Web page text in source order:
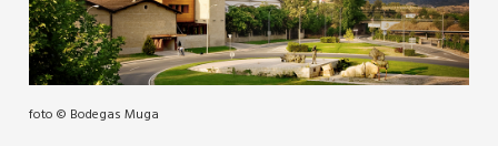
foto © Bodegas Muga